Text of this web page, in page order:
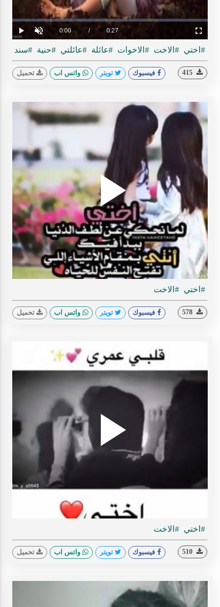
Play Unmute Current
Time
0:00 / Duration
0:27
Loaded:
0%
Progress:
0%
Fullscreen
#اختي #الاخت #الاخوات #عائلة #عائلتي #حنية #سند
فيسبوك تويتر واتس اب تحميل
Play
#اختي #الاخت
فيسبوك تويتر واتس اب تحميل
Play
#اختي #الاخت
فيسبوك تويتر واتس اب تحميل